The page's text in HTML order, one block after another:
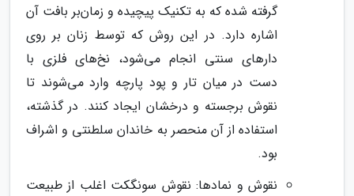
گرفته شده که به تکنیک پیچیده و زمان‌بر بافت آن
اشاره دارد. در این روش که توسط زنان بر روی
دارهای سنتی انجام می‌شود، نخ‌های فلزی با
دست در میان تار و پود پارچه وارد می‌شوند تا
نقوش برجسته و درخشان ایجاد کنند. در گذشته،
استفاده از آن منحصر به خاندان سلطنتی و اشراف
بود.
نقوش و نمادها: نقوش سونگکت اغلب از طبیعت